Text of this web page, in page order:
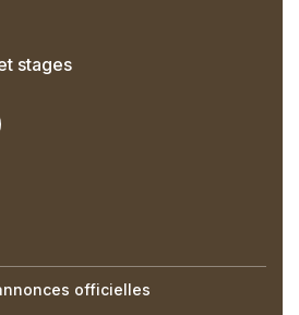
stages
officielles